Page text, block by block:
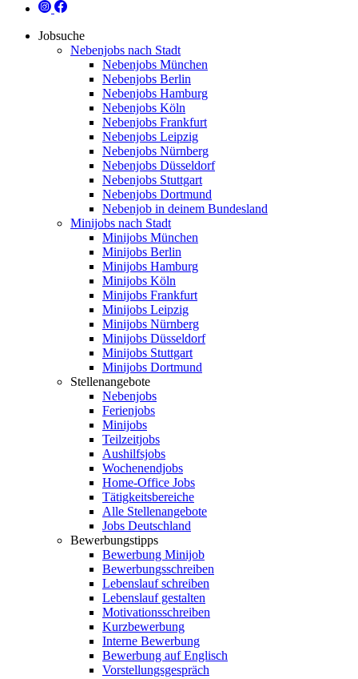
Jobsuche
Nebenjobs nach Stadt
Nebenjobs München
Nebenjobs Berlin
Nebenjobs Hamburg
Nebenjobs Köln
Nebenjobs Frankfurt
Nebenjobs Leipzig
Nebenjobs Nürnberg
Nebenjobs Düsseldorf
Nebenjobs Stuttgart
Nebenjobs Dortmund
Nebenjob in deinem Bundesland
Minijobs nach Stadt
Minijobs München
Minijobs Berlin
Minijobs Hamburg
Minijobs Köln
Minijobs Frankfurt
Minijobs Leipzig
Minijobs Nürnberg
Minijobs Düsseldorf
Minijobs Stuttgart
Minijobs Dortmund
Stellenangebote
Nebenjobs
Ferienjobs
Minijobs
Teilzeitjobs
Aushilfsjobs
Wochenendjobs
Home-Office Jobs
Tätigkeitsbereiche
Alle Stellenangebote
Jobs Deutschland
Bewerbungstipps
Bewerbung Minijob
Bewerbungsschreiben
Lebenslauf schreiben
Lebenslauf gestalten
Motivationsschreiben
Kurzbewerbung
Interne Bewerbung
Bewerbung auf Englisch
Vorstellungsgespräch